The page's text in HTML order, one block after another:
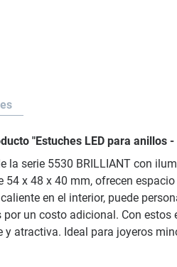
"Estuches LED para anillos
la serie 5530 BRILLIANT con
54 x 48 x 40 mm, ofrecen
en el interior, puede
un costo adicional. Con
y atractiva. Ideal para joyeros